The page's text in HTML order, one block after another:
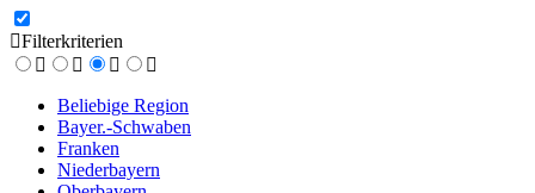
Filterkriterien
Beliebige Region
Bayer.-Schwaben
Franken
Niederbayern